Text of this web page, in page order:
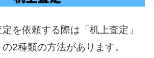
を依頼する際は「机上査定」
2種類の方法があります。